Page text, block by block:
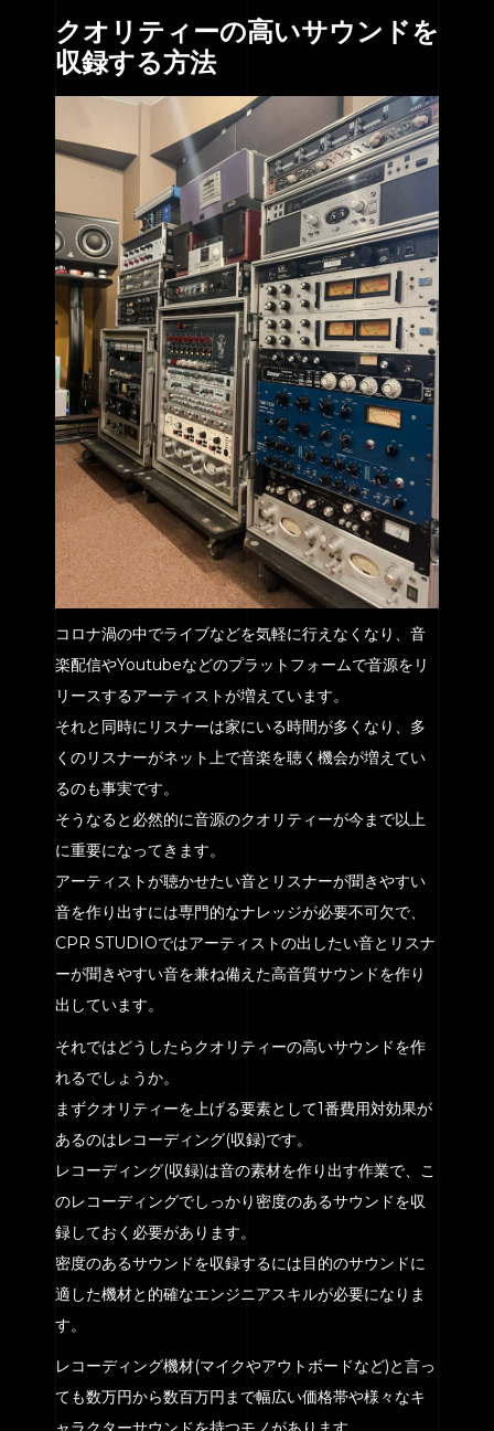
HOME
SERVICE
ENGENEER
EQUIPMENT
PRICE
ACCESS
BLOG
クオリティーの高いサウンドを
収録する方法
コロナ渦の中でライブなどを気軽に行えなくなり、音
楽配信やYoutubeなどのプラットフォームで音源をリ
リースするアーティストが増えています。
それと同時にリスナーは家にいる時間が多くなり、多
くのリスナーがネット上で音楽を聴く機会が増えてい
るのも事実です。
そうなると必然的に音源のクオリティーが今まで以上
に重要になってきます。
アーティストが聴かせたい音とリスナーが聞きやすい
音を作り出すには専門的なナレッジが必要不可欠で、
CPR STUDIOではアーティストの出したい音とリスナ
ーが聞きやすい音を兼ね備えた高音質サウンドを作り
出しています。
それではどうしたらクオリティーの高いサウンドを作
れるでしょうか。
まずクオリティーを上げる要素として1番費用対効果が
あるのはレコーディング(収録)です。
レコーディング(収録)は音の素材を作り出す作業で、こ
のレコーディングでしっかり密度のあるサウンドを収
録しておく必要があります。
密度のあるサウンドを収録するには目的のサウンドに
適した機材と的確なエンジニアスキルが必要になりま
す。
レコーディング機材(マイクやアウトボードなど)と言っ
ても数万円から数百万円まで幅広い価格帯や様々なキ